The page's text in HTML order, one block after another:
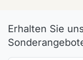
Erhalten Sie